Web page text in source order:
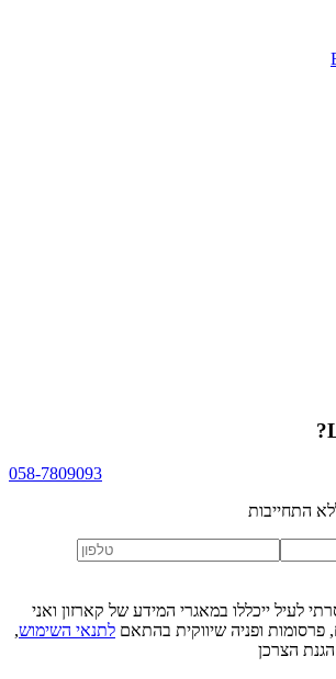
?
058-7809093
התחייבות
לעיל ייכללו במאגרי המידע של קארזון ואני
ופניה שיווקית בהתאם לתנאי השימוש,
הגנת הצרכן